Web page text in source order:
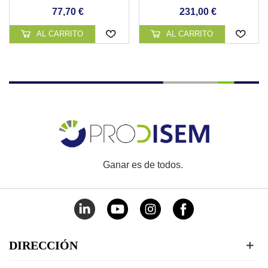
REVESTIMIENTO
77,70 €
AL CARRITO
231,00 €
AL CARRITO
Ganar es de todos.
DIRECCIÓN